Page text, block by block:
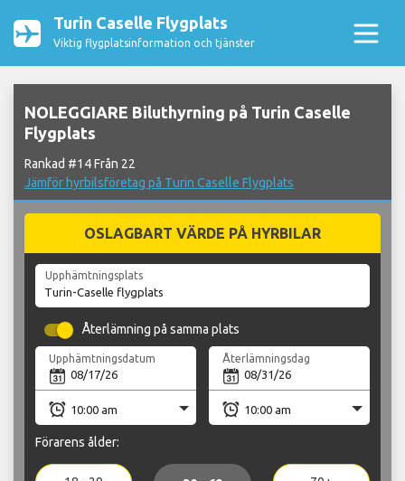
Turin Caselle Flygplats
Viktig flygplatsinformation och tjänster
NOLEGGIARE Biluthyrning på Turin Caselle
Flygplats
Rankad #14 Från 22
Jämför hyrbilsföretag på Turin Caselle Flygplats
OSLAGBART VÄRDE PÅ HYRBILAR
Upphämtningsplats
Återlämning på samma plats
Upphämtningsdatum Återlämningsdag
Förarens ålder: